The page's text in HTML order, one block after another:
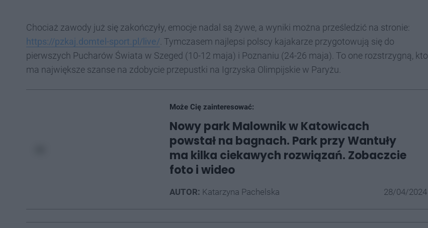
Chociaż zawody już się zakończyły, emocje nadal są żywe, a wyniki można prześledzić na stronie:
https://pzkaj.domtel-sport.pl/live/ . Tymczasem najlepsi polscy kajakarze przygotowują się do
pierwszych Pucharów Świata w Szeged (10-12 maja) i Poznaniu (24-26 maja). To one rozstrzygną, kto
ma największe szanse na zdobycie przepustki na Igrzyska Olimpijskie w Paryżu.
Może Cię zainteresować:
Nowy park Malownik w Katowicach
powstał na bagnach. Park przy Wantuły
ma kilka ciekawych rozwiązań. Zobaczcie
foto i wideo
AUTOR: Katarzyna Pachelska 28/04/2024